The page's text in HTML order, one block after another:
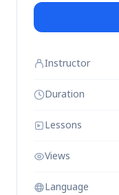
Instructor
Duration
Lessons
Views
Language